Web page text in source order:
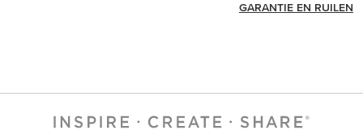
GARANTIE EN RUILEN